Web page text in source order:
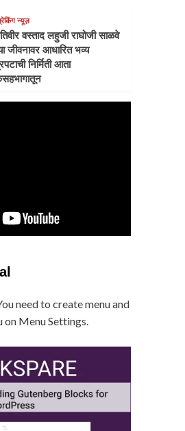
न्यूज़
वस्ताद लहुजी राघोजी साळवे
जीवनावर आधारित भव्य
निर्मिती आता
need to create menu and
on Menu Settings.